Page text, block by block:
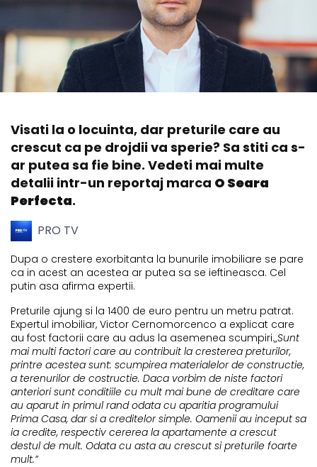
Visati la o locuinta, dar preturile care au
crescut ca pe drojdii va sperie? Sa stiti ca s-
ar putea sa fie bine. Vedeti mai multe
detalii intr-un reportaj marca O Seara
Perfecta.
PRO TV
Dupa o crestere exorbitanta la bunurile imobiliare se pare
ca in acest an acestea ar putea sa se ieftineasca. Cel
putin asa afirma expertii.
Preturile ajung si la 1400 de euro pentru un metru patrat.
Expertul imobiliar, Victor Cernomorcenco a explicat care
au fost factorii care au adus la asemenea scumpiri.„Sunt
mai multi factori care au contribuit la cresterea preturilor,
printre acestea sunt: scumpirea materialelor de constructie,
a terenurilor de costructie. Daca vorbim de niste factori
anteriori sunt conditiile cu mult mai bune de creditare care
au aparut in primul rand odata cu aparitia programului
Prima Casa, dar si a creditelor simple. Oamenii au inceput sa
ia credite, respectiv cererea la apartamente a crescut
destul de mult. Odata cu asta au crescut si preturile foarte
mult.”